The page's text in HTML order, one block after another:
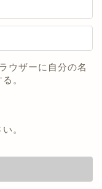
ウザーに自分の名
。
。